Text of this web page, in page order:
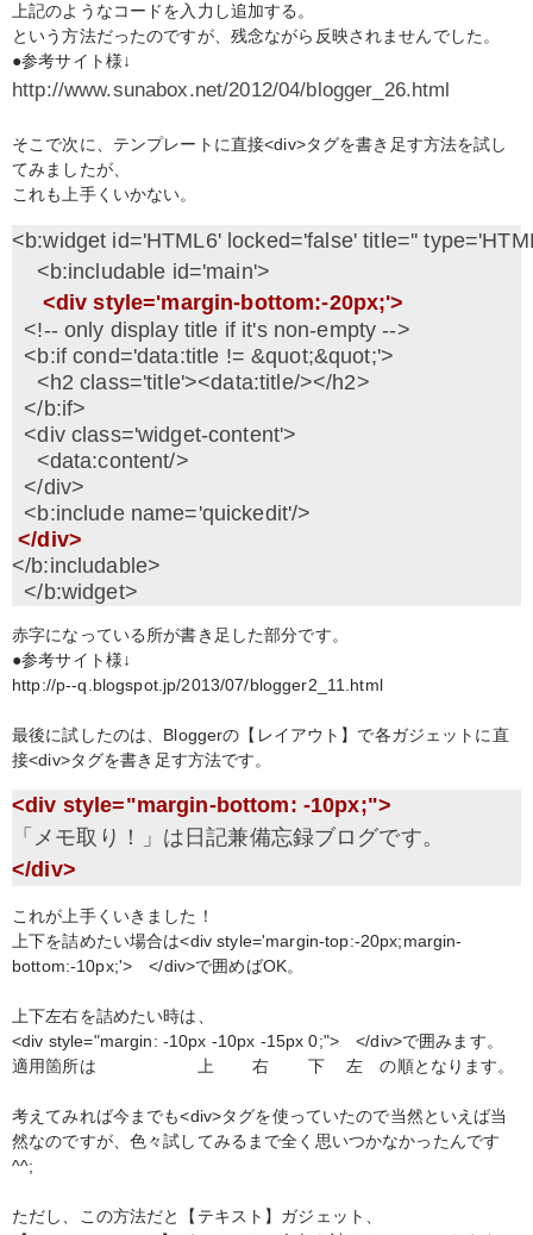
上記のようなコードを入力し追加する。
という方法だったのですが、残念ながら反映されませんでした。
●参考サイト様↓
http://www.sunabox.net/2012/04/blogger_26.html
そこで次に、テンプレートに直接<div>タグを書き足す方法を試し
てみましたが、
これも上手くいかない。
<b:widget id='HTML6' locked='false' title=''
    <b:includable id='main'>
<div style='margin-bottom:-20px;'>
  <!-- only display title if it's non-empty -->
  <b:if cond='data:title != &quot;&quot;'>
    <h2 class='title'><data:title/></h2>
  </b:if>
  <div class='widget-content'>
    <data:content/>
  </div>
</div>
</b:includable>
  </b:widget>
赤字になっている所が書き足した部分です。
●参考サイト様↓
http://p--q.blogspot.jp/2013/07/blogger2_11.html
最後に試したのは、Bloggerの【レイアウト】で各ガジェットに直
接<div>タグを書き足す方法です。
<div style="margin-bottom: -10px;">
</div>
これが上手くいきました！
上下を詰めたい場合は<div style='margin-top:-20px;margin-
bottom:-10px;'> </div>で囲めばOK。
上下左右を詰めたい時は、
<div style="margin: -10px -10px -15px 0;"> </div>で囲みます。
適用箇所は 上 右 下 左 の順となります。
考えてみれば今までも<div>タグを使っていたので当然といえば当
然なのですが、色々試してみるまで全く思いつかなかったんです
^^;
ただし、この方法だと【テキスト】ガジェット、